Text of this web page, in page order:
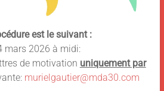
est le suivant :
mars 2026 à midi:
de motivation uniquement par
murielgautier@mda30.com